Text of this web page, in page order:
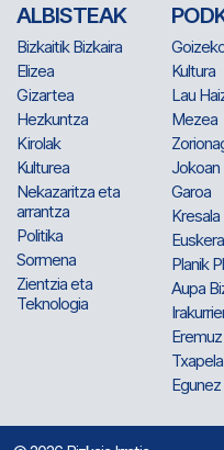
ALBISTEAK
Bizkaitik Bizkaira
Elizea
Gizartea
Hezkuntza
Kirolak
Kulturea
Nekazaritza eta
arrantza
Politika
Sormena
Zientzia eta
Teknologia
Kultura
Lau
Mezea
Jokoan
Garoa
Kresala
Planik
Aupa